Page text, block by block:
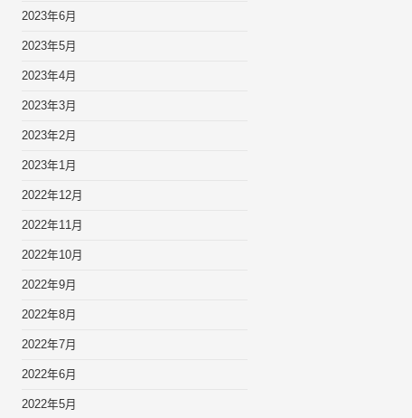
2023年6月
2023年5月
2023年4月
2023年3月
2023年2月
2023年1月
2022年12月
2022年11月
2022年10月
2022年9月
2022年8月
2022年7月
2022年6月
2022年5月